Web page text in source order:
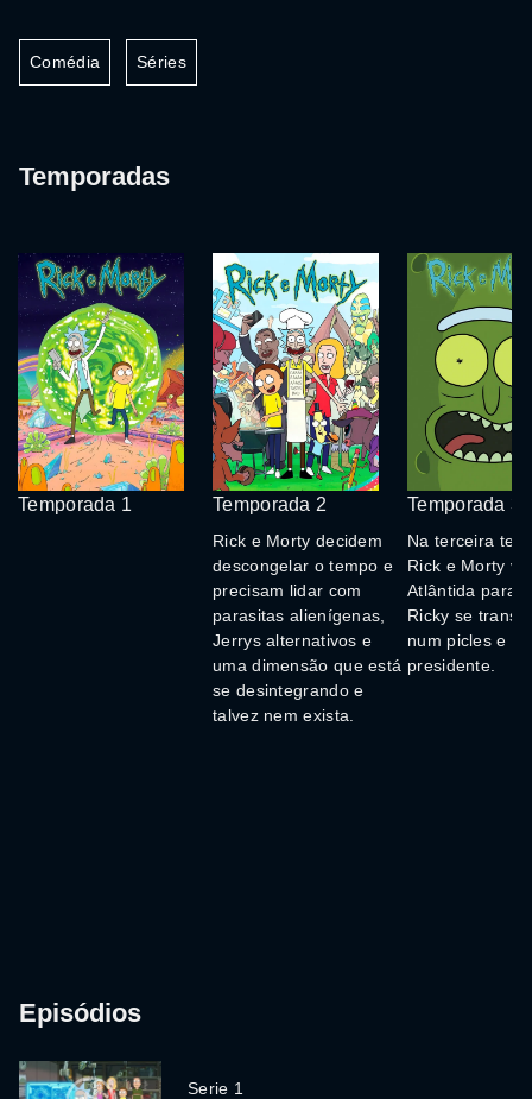
Comédia Séries
Temporadas
Temporada 1 Temporada 2
Rick e Morty decidem
descongelar o tempo e
precisam lidar com
parasitas alienígenas,
Jerrys alternativos e
uma dimensão que está
se desintegrando e
talvez nem exista.
Temporada 3
Na terceira
Rick e Morty
Atlântida para
Ricky se
num picles e
presidente.
Episódios
Serie 1